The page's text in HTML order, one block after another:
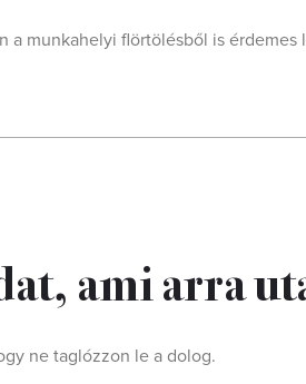
a munkahelyi flörtölésből is érdemes
ami arra
ne taglózzon le a dolog.